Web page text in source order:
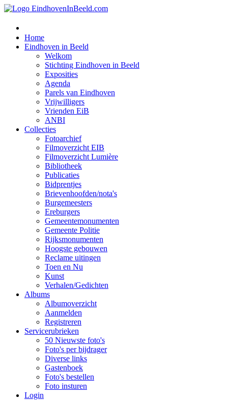
Home
Eindhoven in Beeld
Welkom
Stichting Eindhoven in Beeld
Exposities
Agenda
Parels van Eindhoven
Vrijwilligers
Vrienden EiB
ANBI
Collecties
Fotoarchief
Filmoverzicht EIB
Filmoverzicht Lumière
Bibliotheek
Publicaties
Bidprentjes
Brievenhoofden/nota's
Burgemeesters
Ereburgers
Gemeentemonumenten
Gemeente Politie
Rijksmonumenten
Hoogste gebouwen
Reclame uitingen
Toen en Nu
Kunst
Verhalen/Gedichten
Albums
Albumoverzicht
Aanmelden
Registreren
Servicerubrieken
50 Nieuwste foto's
Foto's per bijdrager
Diverse links
Gastenboek
Foto's bestellen
Foto insturen
Login